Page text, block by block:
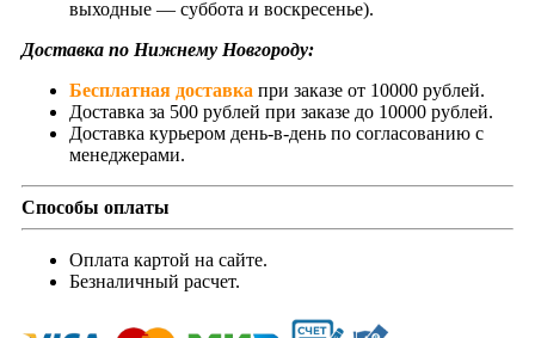
выходные — суббота и воскресенье).
Доставка по Нижнему Новгороду:
Бесплатная доставка при заказе от 10000 рублей.
Доставка за 500 рублей при заказе до 10000 рублей.
Доставка курьером день-в-день по согласованию с
менеджерами.
Способы оплаты
Оплата картой на сайте.
Безналичный расчет.